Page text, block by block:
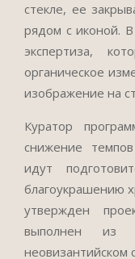
стекле, ее
рядом с иконой.
экспертиза,
органическое
изображение на
Куратор
снижение
идут
благоукрашению
утвержден
выполнен из
неовизантийском